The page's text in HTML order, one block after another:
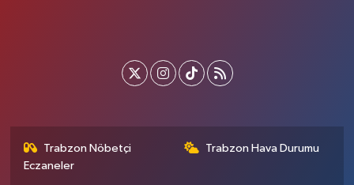
Trabzon Nöbetçi
Eczaneler
Trabzon Hava Durumu